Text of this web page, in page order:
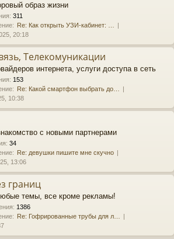
образ жизни
: 311
Re: Как открыть УЗИ-кабинет: …
20:18
Телекомуникации
интернета, услуги доступа в сеть
: 153
Re: Какой смартфон выбрать до…
10:38
с новыми партнерами
: 34
Re: девушки пишите мне скучно
13:06
границ
темы, все кроме рекламы!
: 1386
Re: Гофрированные трубы для л…